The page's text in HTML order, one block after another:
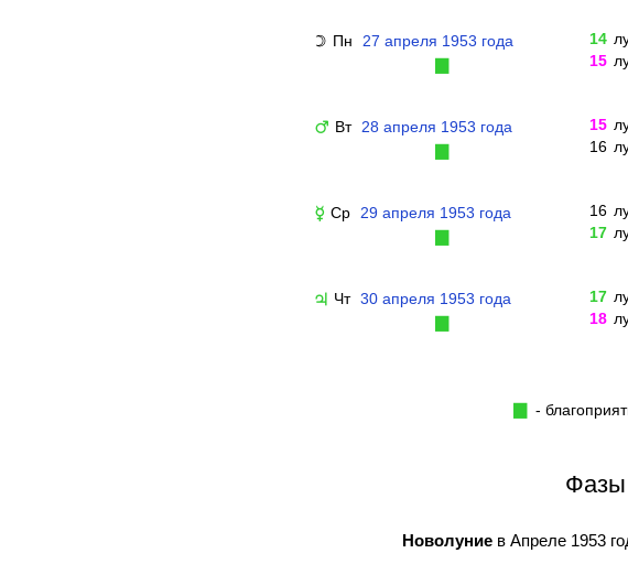
☽ Пн 27 апреля 1953 года 14
15
♂ Вт 28 апреля 1953 года 15
16
☿ Ср 29 апреля 1953 года 16
17
♃ Чт 30 апреля 1953 года 17
18
-
Фазы
Новолуние в Апреле 1953